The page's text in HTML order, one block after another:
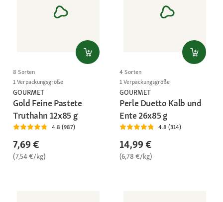
8 Sorten
1 Verpackungsgröße
GOURMET
Gold Feine Pastete
Truthahn 12x85 g
4.8 (987)
7,69 €
(7,54 €/kg)
4 Sorten
1 Verpackungsgröße
GOURMET
Perle Duetto Kalb und
Ente 26x85 g
4.8 (314)
14,99 €
(6,78 €/kg)